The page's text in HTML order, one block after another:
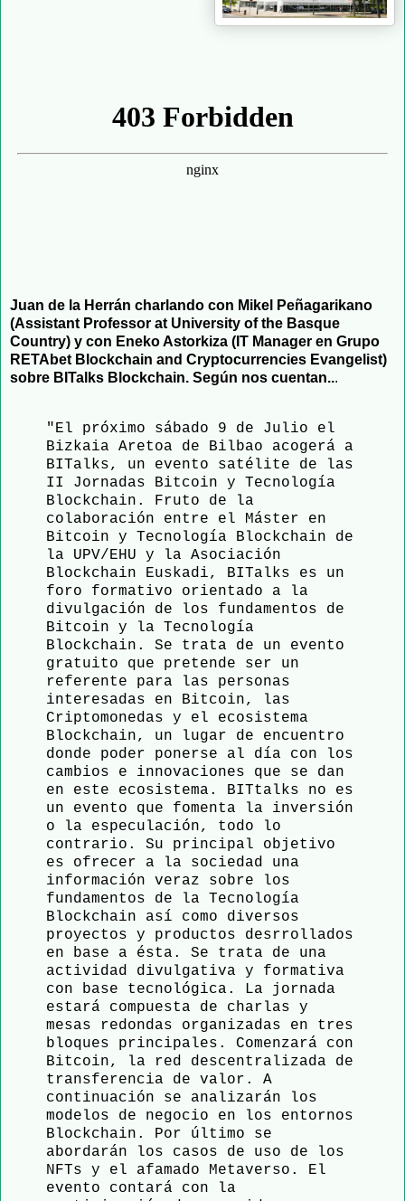
Juan de la Herrán charlando con Mikel Peñagarikano
(Assistant Professor at University of the Basque
Country) y con Eneko Astorkiza (IT Manager en Grupo
RETAbet Blockchain and Cryptocurrencies Evangelist)
sobre BITalks Blockchain. Según nos cuentan...
"El próximo sábado 9 de Julio el
Bizkaia Aretoa de Bilbao acogerá a
BITalks, un evento satélite de las
II Jornadas Bitcoin y Tecnología
Blockchain. Fruto de la
colaboración entre el Máster en
Bitcoin y Tecnología Blockchain de
la UPV/EHU y la Asociación
Blockchain Euskadi, BITalks es un
foro formativo orientado a la
divulgación de los fundamentos de
Bitcoin y la Tecnología
Blockchain. Se trata de un evento
gratuito que pretende ser un
referente para las personas
interesadas en Bitcoin, las
Criptomonedas y el ecosistema
Blockchain, un lugar de encuentro
donde poder ponerse al día con los
cambios e innovaciones que se dan
en este ecosistema. BITtalks no es
un evento que fomenta la inversión
o la especulación, todo lo
contrario. Su principal objetivo
es ofrecer a la sociedad una
información veraz sobre los
fundamentos de la Tecnología
Blockchain así como diversos
proyectos y productos desrrollados
en base a ésta. Se trata de una
actividad divulgativa y formativa
con base tecnológica. La jornada
estará compuesta de charlas y
mesas redondas organizadas en tres
bloques principales. Comenzará con
Bitcoin, la red descentralizada de
transferencia de valor. A
continuación se analizarán los
modelos de negocio en los entornos
Blockchain. Por último se
abordarán los casos de uso de los
NFTs y el afamado Metaverso. El
evento contará con la